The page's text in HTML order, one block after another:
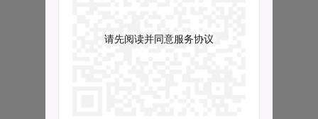
请先阅读并同意服务协议